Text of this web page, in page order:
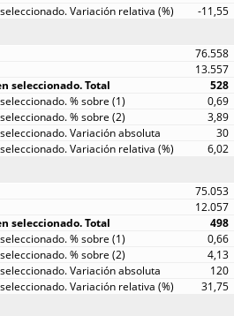
-11,55
76.558
13.557
528
0,69
3,89
30
6,02
75.053
12.057
498
0,66
4,13
120
31,75